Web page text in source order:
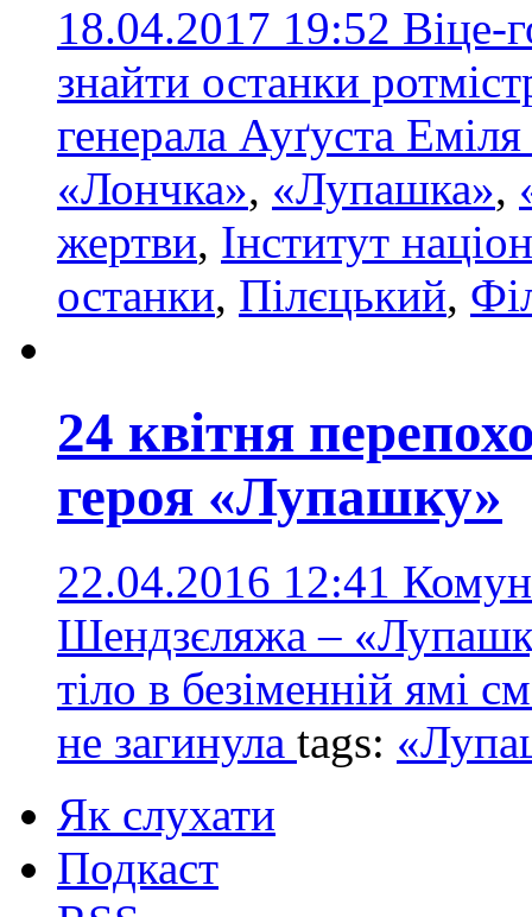
18.04.2017 19:52 Віце-
знайти останки
генерала Ауґуста
«Лончка», «Лупашка»,
жертви, Інститут
останки, Пілєцький,
24 квітня
героя «Лупашку»
22.04.2016 12:41
Шендзєляжа –
тіло в безіменній ямі
не загинула tags:
Як слухати
Подкаст